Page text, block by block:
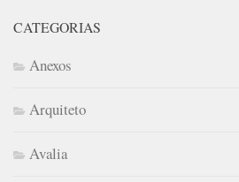
CATEGORIAS
Anexos
Arquiteto
Avalia